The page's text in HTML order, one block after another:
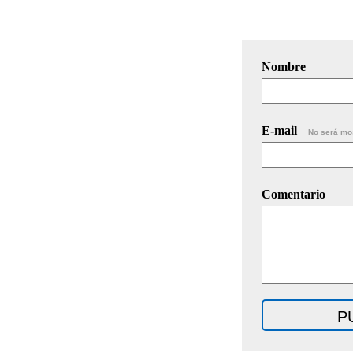
Nombre
E-mail No será
Comentario